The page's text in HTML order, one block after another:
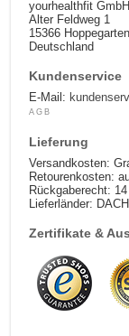
yourhealthfit GmbH
Alter Feldweg 1
15366 Hoppegarten
Deutschland
Kundenservice
E-Mail:
AGB
Lieferung
Versandkosten:
Retourenkosten:
Rückgaberecht:
Lieferländer:
Zertifikate &